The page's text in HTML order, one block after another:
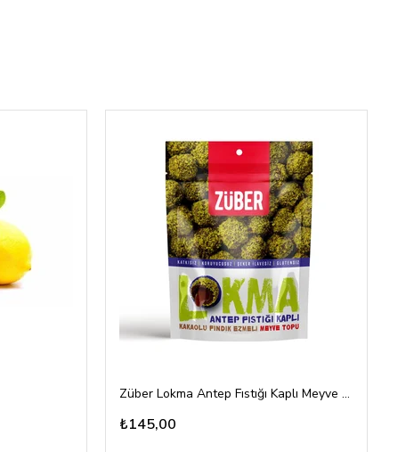
Züber Lokma Antep Fıstığı Kaplı Meyve Topu 96gr
₺145,00